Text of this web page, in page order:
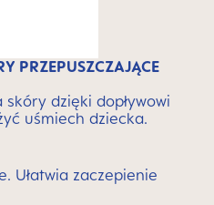
PRZEPUSZCZAJĄCE
dzięki dopływowi
uśmiech dziecka.
Ułatwia zaczepienie